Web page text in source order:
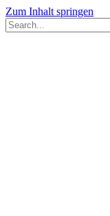
Zum Inhalt springen